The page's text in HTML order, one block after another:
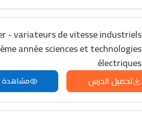
- variateurs de vitesse industriels
année sciences et technologies
électriques
تحميل الدرس مشاهدة